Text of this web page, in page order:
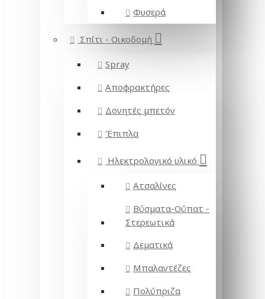
Φυσερά
Σπίτι - Οικοδομή
Spray
Αποφρακτήρες
Δονητές μπετόν
Έπιπλα
Ηλεκτρολογικό υλικό
Ατσαλίνες
Βύσματα-Ούπατ -
Στερεωτικά
Δεματικά
Μπαλαντέζες
Πολύπριζα